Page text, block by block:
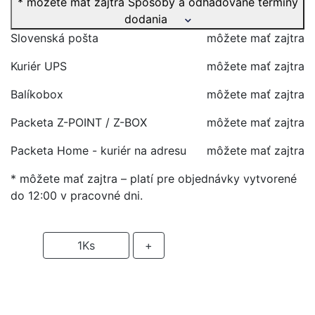
dodania
Slovenská pošta
môžete mať zajtra
Kuriér UPS
môžete mať zajtra
Balíkobox
môžete mať zajtra
Packeta Z-POINT / Z-BOX
môžete mať zajtra
Packeta Home - kuriér na adresu
môžete mať zajtra
* môžete mať zajtra – platí pre objednávky vytvorené
do 12:00 v pracovné dni.
1Ks +